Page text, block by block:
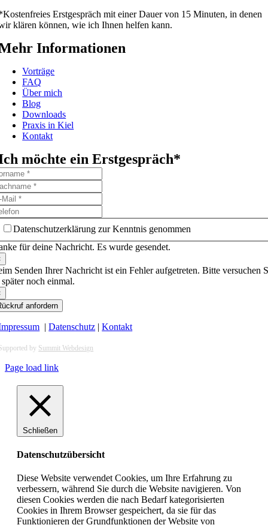
Erstgespräch mit einer Dauer von 15 Minuten, in denen
klären können, wie ich Ihnen helfen kann.
Informationen
Vorträge
FAQ
Über mich
Blog
Downloads
Praxis in Kiel
Kontakt
möchte ein Erstgespräch*
Datenschutzerklärung zur Kenntnis genommen
für deine Nachricht. Es wurde gesendet.
Senden Ihrer Nachricht ist ein Fehler aufgetreten. Bitte versuchen
später noch einmal.
anfordern
|Datenschutz |Kontakt
by Summit Webdesign
Page load link
Schließen
Datenschutzübersicht
Diese Website verwendet Cookies, um Ihre Erfahrung zu
verbessern, während Sie durch die Website navigieren. Von
diesen Cookies werden die nach Bedarf kategorisierten
Cookies in Ihrem Browser gespeichert, da sie für das
Funktionieren der Grundfunktionen der Website von